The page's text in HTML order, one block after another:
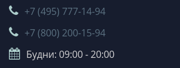
+7 (495) 777-14-94
+7 (800) 200-15-94
Будни: 09:00 - 20:00